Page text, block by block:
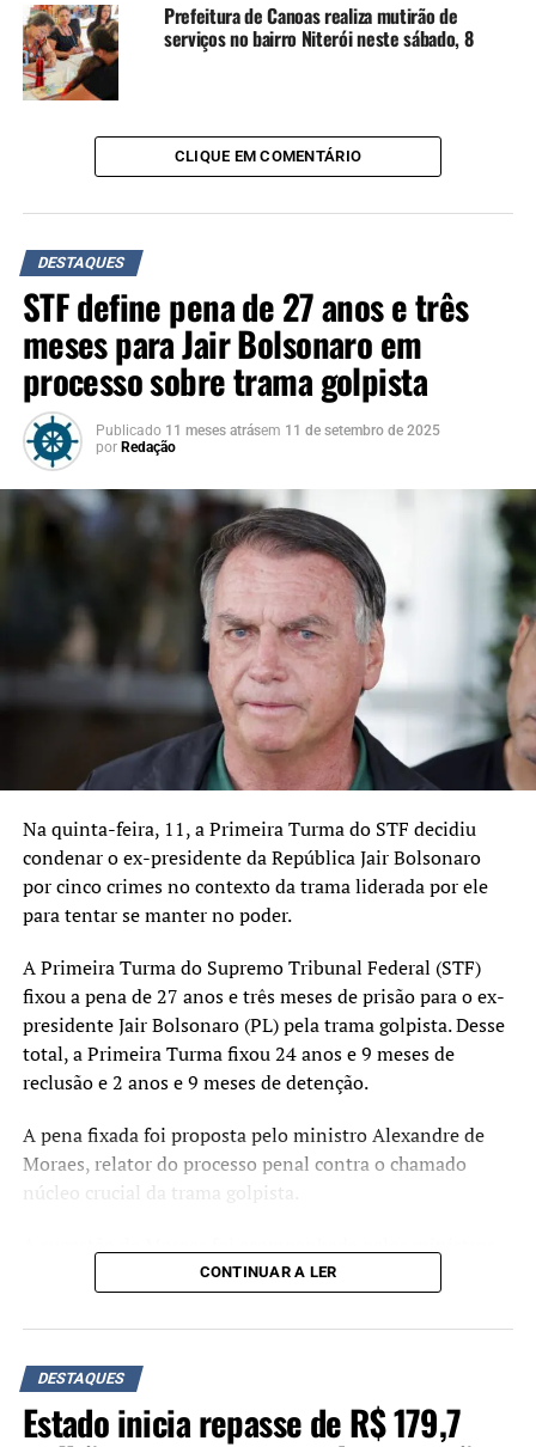
do telhado, e o resgate tem sido dividido entre forças
municipais e de voluntários, inclusive de outras cidades.
A dificuldade se concentra na necessidade de obter
Acolhidos
Até o momento, mais de 7,5 mil pessoas nos abrigos da
produtos de higiene, limpeza e colchões.
TÓPICOS RELACIONADOS: CANOAS CHUVAS
ENCHENTE
FEATURED
RIO GRANDE DO SUL RS
A SEGUIR UP
DESASTRE NO RS: Canoas cria Central para recebimentos
de doações
NÃO SE ESQUEÇA
DESASTRE NO RS: Novos locais de acolhimento em Canoas
Prefeitura de Canoas realiza mutirão de
serviços no bairro Niterói neste sábado, 8
CLIQUE EM COMENTÁRIO
DESTAQUES
STF define pena de 27 anos e três
meses para Jair Bolsonaro em
processo sobre trama golpista
Publicado 11 meses atrásem 11 de setembro de 2025
por Redação
Na quinta-feira, 11, a Primeira Turma do STF decidiu
condenar o ex-presidente da República Jair Bolsonaro
por cinco crimes no contexto da trama liderada por ele
para tentar se manter no poder.
A Primeira Turma do Supremo Tribunal Federal (STF)
fixou a pena de 27 anos e três meses de prisão para o ex-
presidente Jair Bolsonaro (PL) pela trama golpista. Desse
total, a Primeira Turma fixou 24 anos e 9 meses de
reclusão e 2 anos e 9 meses de detenção.
A pena fixada foi proposta pelo ministro Alexandre de
Moraes, relator do processo penal contra o chamado
núcleo crucial da trama golpista.
Flávio Dino, Cármen Lúcia e Cristiano Zanin. O ministro
durante o julgamento, não votou.
Crimes
Organização criminosa: 7 anos e 7 meses.
CONTINUAR A LER
DESTAQUES
Estado inicia repasse de R$ 179,7